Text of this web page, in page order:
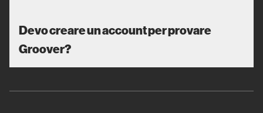
Devo creare un account per provare
Groover?